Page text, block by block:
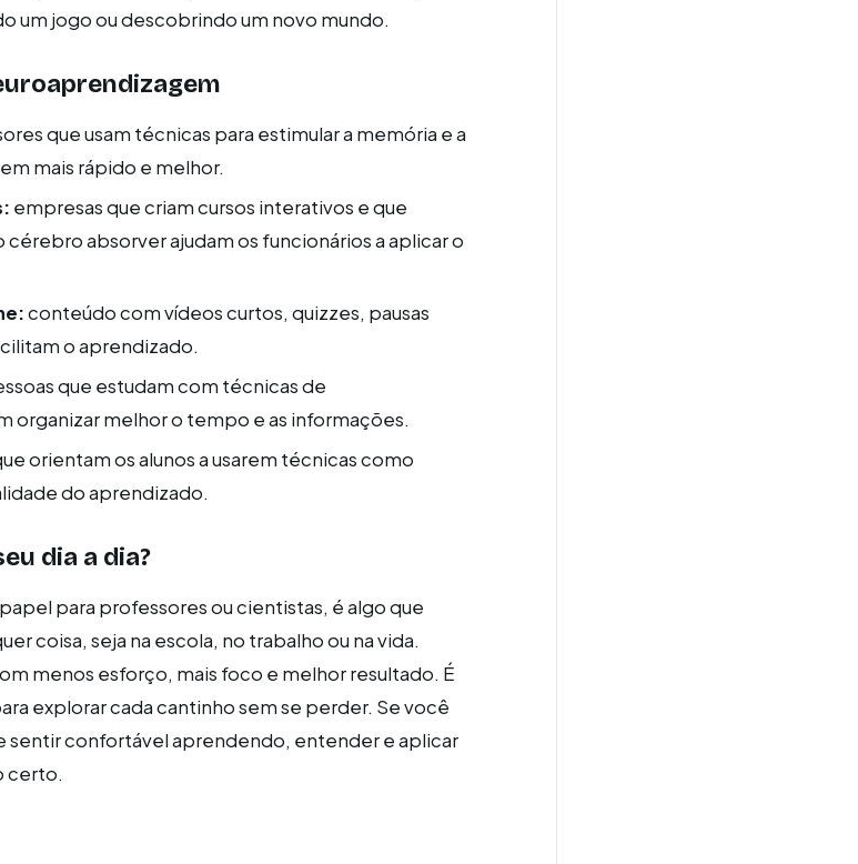
um jogo ou descobrindo um novo mundo.
que usam técnicas para estimular a memória e a
mais rápido e melhor.
empresas que criam cursos interativos e que
absorver ajudam os funcionários a aplicar o
conteúdo com vídeos curtos, quizzes, pausas
o aprendizado.
que estudam com técnicas de
organizar melhor o tempo e as informações.
orientam os alunos a usarem técnicas como
do aprendizado.
dia a dia?
para professores ou cientistas, é algo que
coisa, seja na escola, no trabalho ou na vida.
menos esforço, mais foco e melhor resultado. É
explorar cada cantinho sem se perder. Se você
sentir confortável aprendendo, entender e aplicar
certo.